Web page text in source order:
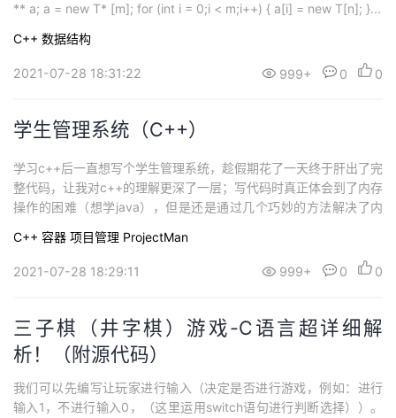
** a; a = new T* [m]; for (int i = 0;i < m;i++) { a[i] = new T[n]; }...
C++ 数据结构
2021-07-28 18:31:22 999+ 0 0
学生管理系统（C++）
学习c++后一直想写个学生管理系统，趁假期花了一天终于肝出了完
整代码，让我对c++的理解更深了一层；写代码时真正体会到了内存
操作的困难（想学java），但是还是通过几个巧妙的方法解决了内
一下整个系统
C++ 容器 项目管理 ProjectMan
2021-07-28 18:29:11 999+ 0 0
三子棋（井字棋）游戏-C语言超详细解
析！（附源代码）
我们可以先编写让玩家进行输入（决定是否进行游戏，例如：进行
输入1，不进行输入0，（这里运用switch语句进行判断选择））。